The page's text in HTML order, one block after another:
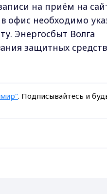
на приём на
офис необходимо
Энергосбыт Волга
защитных
. Подписывайтесь и